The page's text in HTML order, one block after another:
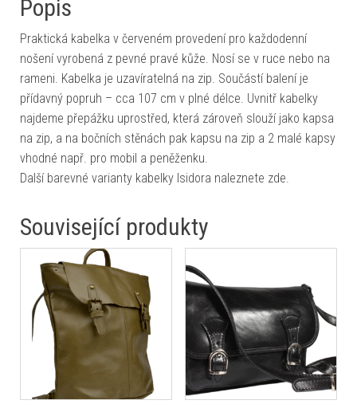
Popis
Praktická kabelka v červeném provedení pro každodenní
nošení vyrobená z pevné pravé kůže. Nosí se v ruce nebo na
rameni. Kabelka je uzavíratelná na zip. Součástí balení je
přídavný popruh – cca 107 cm v plné délce. Uvnitř kabelky
najdeme přepážku uprostřed, která zároveň slouží jako kapsa
na zip, a na bočních stěnách pak kapsu na zip a 2 malé kapsy
vhodné např. pro mobil a peněženku.
Další barevné varianty kabelky Isidora naleznete zde.
Související produkty